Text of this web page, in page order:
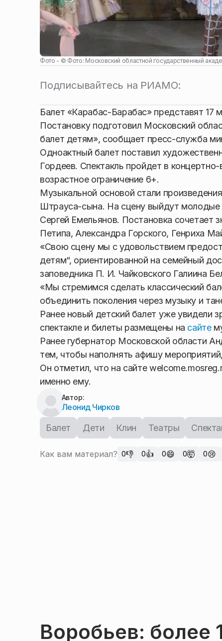
Фото - © Фото: Московский областной государственный
Подписывайтесь на РИАМО:
Балет «Карабас-Барабас» представят 17
Постановку подготовил Московский
балет детям», сообщает пресс-служба
Одноактный балет поставил
Гордеев. Спектакль пройдет в
возрастное ограничение 6+.
Музыкальной основой стали
Штрауса-сына. На сцену выйдут молодые
Сергей Емельянов. Постановка
Петипа, Александра Горского, Генриха
«Свою сцену мы с удовольствием
детям“, ориентированной на семейный
заповедника П. И. Чайковского Галиина
«Мы стремимся сделать классический
объединить поколения через музыку и
Ранее новый детский балет уже увидели
спектакле и билеты размещены на сайте
Ранее губернатор Московской области
тем, чтобы наполнять афишу
Он отметил, что на сайте
именно ему.
Автор:
Леонид Чирков
Балет Дети Клин Театры
Как вам материал? 0👎 0👍 0😄 0🤯 0😢
Воробьев: более